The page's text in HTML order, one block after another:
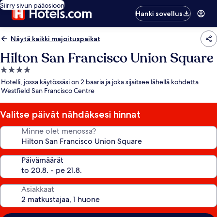
Siirry sivun pääosioon
Hanki sovellus
Näytä kaikki majoituspaikat
Hilton San Francisco Union Square
4.0
tähden
majoituspaikka
Hotelli, jossa käytössäsi on 2 baaria ja joka sijaitsee lähellä kohdetta
Westfield San Francisco Centre
Valitse päivät nähdäksesi hinnat
Minne olet menossa?
Päivämäärät
Asiakkaat